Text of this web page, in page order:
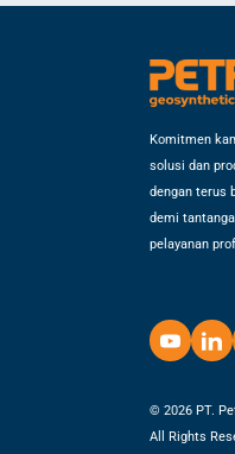
Komitmen
solusi dan
dengan terus
demi
pelayanan
© 2026 PT.
All Rights